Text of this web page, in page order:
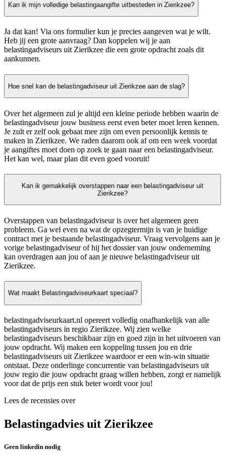
Kan ik mijn volledige belastingaangifte uitbesteden in Zierikzee?
Ja dat kan! Via ons formulier kun je precies aangeven wat je wilt.
Heb jij een grote aanvraag? Dan koppelen wij je aan
belastingadviseurs uit Zierikzee die een grote opdracht zoals dit
aankunnen.
Hoe snel kan de belastingadviseur uit Zierikzee aan de slag?
Over het algemeen zul je altijd een kleine periode hebben waarin de
belastingadviseur jouw business eerst even beter moet leren kennen.
Je zult er zelf ook gebaat mee zijn om even persoonlijk kennis te
maken in Zierikzee. We raden daarom ook af om een week voordat
je aangiftes moet doen op zoek te gaan naar een belastingadviseur.
Het kan wel, maar plan dit even goed vooruit!
Kan ik gemakkelijk overstappen naar een belastingadviseur uit
Zierikzee?
Overstappen van belastingadviseur is over het algemeen geen
probleem. Ga wel even na wat de opzegtermijn is van je huidige
contract met je bestaande belastingadviseur. Vraag vervolgens aan je
vorige belastingadviseur of hij het dossier van jouw onderneming
kan overdragen aan jou of aan je nieuwe belastingadviseur uit
Zierikzee.
Wat maakt Belastingadviseurkaart speciaal?
belastingadviseurkaart.nl opereert volledig onafhankelijk van alle
belastingadviseurs in regio Zierikzee. Wij zien welke
belastingadviseurs beschikbaar zijn en goed zijn in het uitvoeren van
jouw opdracht. Wij maken een koppeling tussen jou en drie
belastingadviseurs uit Zierikzee waardoor er een win-win situatie
ontstaat. Deze onderlinge concurrentie van belastingadviseurs uit
jouw regio die jouw opdracht graag willen hebben, zorgt er namelijk
voor dat de prijs een stuk beter wordt voor jou!
Lees de recensies over
Belastingadvies uit Zierikzee
Geen linkedin nodig